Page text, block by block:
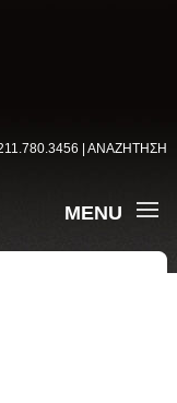
| ΑΝΑΖΗΤΗΣΗ
MENU